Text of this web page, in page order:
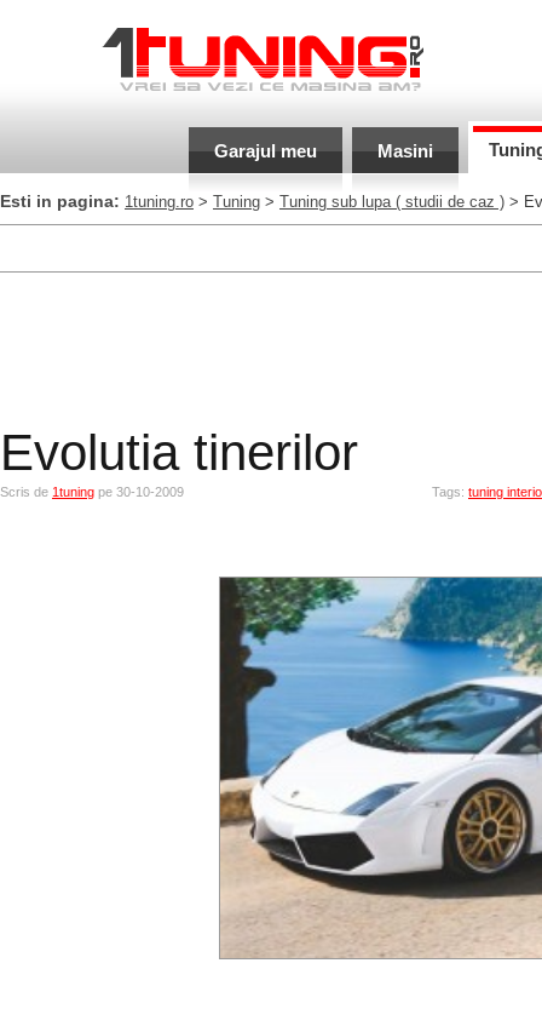
Garajul meu Masini
Esti in pagina: 1tuning.ro > Tuning > Tuning sub lupa ( studii de caz ) >
Evolutia tinerilor
Scris de 1tuning pe 30-10-2009 Tags: tuning